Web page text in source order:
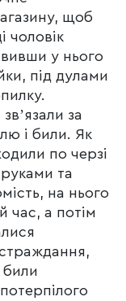
щоб
чоловік
у нього
під дулами
за
і били. Як
по черзі
та
на нього
час, а потім
били